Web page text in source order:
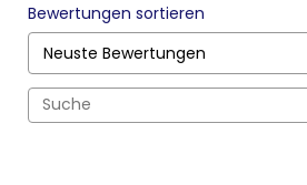
Bewertungen sortieren